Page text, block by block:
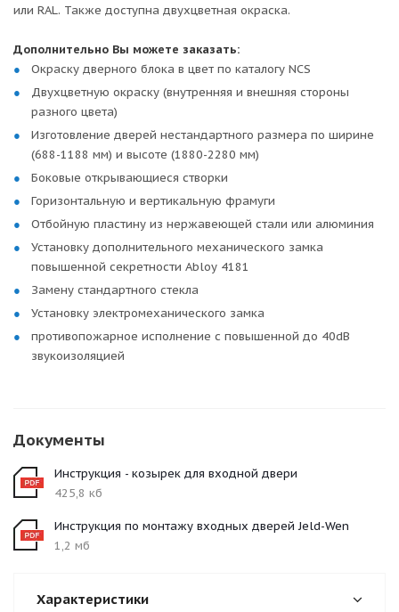
или RAL. Также доступна двухцветная окраска.
Дополнительно Вы можете заказать:
Окраску дверного блока в цвет по каталогу NCS
Двухцветную окраску (внутренняя и внешняя стороны
разного цвета)
Изготовление дверей нестандартного размера по ширине
(688-1188 мм) и высоте (1880-2280 мм)
Боковые открывающиеся створки
Горизонтальную и вертикальную фрамуги
Отбойную пластину из нержавеющей стали или алюминия
Установку дополнительного механического замка
повышенной секретности Abloy 4181
Замену стандартного стекла
Установку электромеханического замка
противопожарное исполнение с повышенной до 40dB
звукоизоляцией
Документы
Инструкция - козырек для входной двери
425,8 кб
Инструкция по монтажу входных дверей Jeld-Wen
1,2 мб
Характеристики